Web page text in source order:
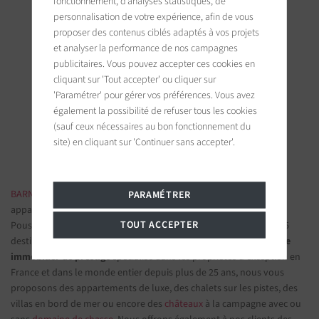
BARNES Saint-Tropez
9, avenue du 8 mai 1945
83990 Saint-Tropez, France
Suivez-nous sur les réseaux sociaux
BARNES IMMOBILIER DE LUXE- Les plus belles demeures et
appartements de prestige
Poussez la porte d'une de nosagences immobilières
parmi nos 75
destinations et confiez-nous vos projets d’investissement.Groupe
immobilier de prestigespécialisé dans les propriétés d'exception en
France et dans le monde entier depuis plus de 25 ans, nous vous
proposons des appartements de luxe, des chalets sur les pistes, des
villas en bord de mer ou encore des châteaux à la campagne avec ou
personnalisation de votre expérience, afin de vous
proposer des contenus ciblés adaptés à vos projets
et analyser la performance de nos campagnes
publicitaires. Vous pouvez accepter ces cookies en
cliquant sur 'Tout accepter' ou cliquer sur
'Paramétrer' pour gérer vos préférences. Vous avez
également la possibilité de refuser tous les cookies
(sauf ceux nécessaires au bon fonctionnement du
site) en cliquant sur 'Continuer sans accepter'.
PARAMÉTRER
TOUT ACCEPTER